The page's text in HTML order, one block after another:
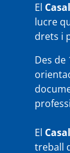
El
lucre
drets i
Des de
El
treball